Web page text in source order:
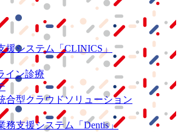
援システム
「CLINICS」
イン診療
合型クラウドソリューション
務支援システム
「Dentis」